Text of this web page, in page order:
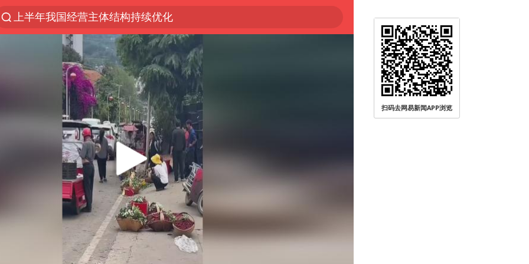
上半年我国经营主体结构持续优化
上海：5号线16号线浦江线全线停运
上海全域长途客运班次全部停运
白海豚将给京津冀带来大暴雨
王传君 《披荆斩棘》
国足U17与阿森纳决赛取消 并列冠军
上海有出现龙卷潜势
王艺迪无缘横滨赛决赛
上门女婿出轨女邻居多年被判重婚罪
以军士兵把枪口对准中国记者
泰男团前成员失踪遗体在湄南河发现
扫码去网易新闻APP浏览